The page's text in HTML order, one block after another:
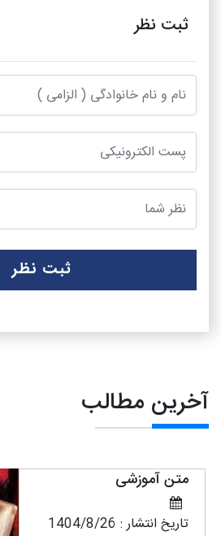
ثبت نظر
آخرین مطالب
متن آموزشی
تاریخ انتشار : 1404/8/26